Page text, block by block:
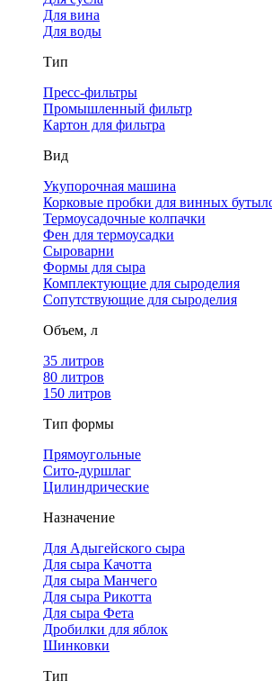
Для вина
Для воды
Тип
Пресс-фильтры
Промышленный фильтр
Картон для фильтра
Вид
Укупорочная машина
Корковые пробки для винных
Термоусадочные колпачки
Фен для термоусадки
Сыроварни
Формы для сыра
Комплектующие для сыроделия
Сопутствующие для сыроделия
Объем, л
35 литров
80 литров
150 литров
Тип формы
Прямоугольные
Сито-дуршлаг
Цилиндрические
Назначение
Для Адыгейского сыра
Для сыра Качотта
Для сыра Манчего
Для сыра Рикотта
Для сыра Фета
Дробилки для яблок
Шинковки
Тип